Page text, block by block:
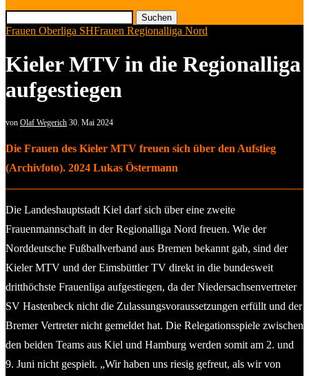
Suchen
Frauen Oberliga SHFrauen Regionalliga Nord
Kieler MTV in die Regionalliga
aufgestiegen
von Olaf Wegerich 30. Mai 2024
Die Frauen des Kieler MTV freuen sich über den Aufstieg
(Archivfoto). 2024 Lukas Östermann
Die Landeshauptstadt Kiel darf sich über eine zweite
Frauenmannschaft in der Regionalliga Nord freuen. Wie der
Norddeutsche Fußballverband aus Bremen bekannt gab, sind der
Kieler MTV und der Eimsbüttler TV direkt in die bundesweit
dritthöchste Frauenliga aufgestiegen, da der Niedersachsenvertreter
SV Hastenbeck nicht die Zulassungsvoraussetzungen erfüllt und der
Bremer Vertreter nicht gemeldet hat. Die Relegationsspiele zwischen
den beiden Teams aus Kiel und Hamburg werden somit am 2. und
9. Juni nicht gespielt. „Wir haben uns riesig gefreut, als wir von